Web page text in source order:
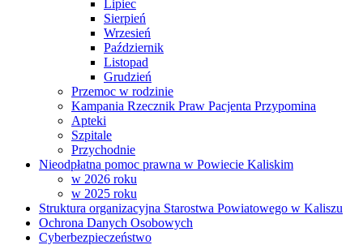
Lipiec
Sierpień
Wrzesień
Październik
Listopad
Grudzień
Przemoc w rodzinie
Kampania Rzecznik Praw Pacjenta Przypomina
Apteki
Szpitale
Przychodnie
Nieodpłatna pomoc prawna w Powiecie Kaliskim
w 2026 roku
w 2025 roku
Struktura organizacyjna Starostwa Powiatowego w Kaliszu
Ochrona Danych Osobowych
Cyberbezpieczeństwo